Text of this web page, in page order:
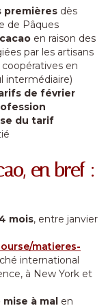
premières dès
de Pâques
en raison des
par les artisans
en
intermédiaire)
de février
du tarif
en bref :
mois, entre janvier
matieres-
international
à New York et
à mal en